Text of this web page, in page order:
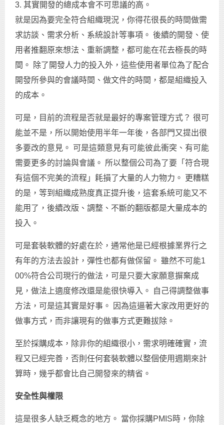
3. 其實開發的總成本會不可思議的高。
就是因為要完全符合組織現況，你得花很長的時間做需
求訪談、需求分析、系統設計等事項。 後續的開發、使
用者推翻原來想法、重新調整，都可能在花去極長的時
間。 除了開發人力的投入外，這些使用者單位為了配合
開發所參與的會議時間、做文件的時間，都是組織投入
的成本。
可是，目前的流程是否就是最好的專案管理方式？ 很可
能並不是，所以開始使用半年一年後，各部門又提出很
多要改的意見。 可是這類意見有可能彼此衝突、有可能
需要更多的討論與會議。 所以整個公司為了要「符合現
有這個不完美的流程」耗損了大量的人力物力。 更糟糕
的是，等到組織成熟度真正提升後，這套系統可能又不
能用了，後續改版、調整、不斷的翻版都是大量成本的
投入。
可是套裝軟體的好處在於，通常他是已經根據業界行之
有年的方法去設計，彈性也都有做保留。 雖然不可能1
00%符合公司現行的做法，可是只要大家願意摒棄成
見，做法上適度修改還是能很快導入。 自己得調整做事
方法，可是這其實是好事。 因為這逼著大家改用更好的
做事方式，而非讓現有的做事方式更難拔除。
至於採購成本，除非你的組織很小，需求明確確實，流
程又已經完善，否則任何套裝軟體以整個使用週期來計
算時，幾乎都會比自己開發來的精省。
安全性與權限
這是很多人缺乏概念的地方。 當你採購PMIS時，你除